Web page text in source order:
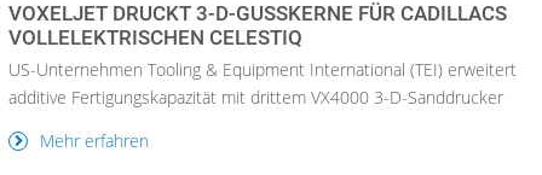
VOXELJET DRUCKT 3-D-GUSSKERNE FÜR CADILLACS
VOLLELEKTRISCHEN CELESTIQ
US-Unternehmen Tooling & Equipment International (TEI) erweitert
additive Fertigungskapazität mit drittem VX4000 3-D-Sanddrucker
Mehr erfahren